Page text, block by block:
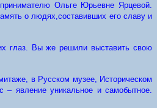
Ольге Юрьевне Ярцевой.
о людях,составивших его славу и
глаз. Вы же решили выставить свою
в Русском музее, Историческом
– явление уникальное и самобытное.